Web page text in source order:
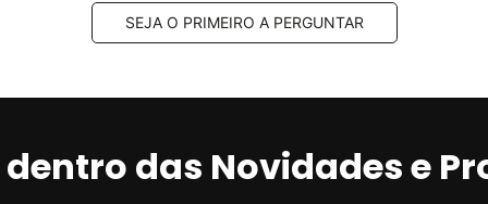
especificações originais para os anos2011, 2012, 2013 e
e, sempre que possível, ocódigo original
Traseiro?
devido ao uso contínuo, principalmente em
SEJA O PRIMEIRO A PERGUNTAR
das Novidades e